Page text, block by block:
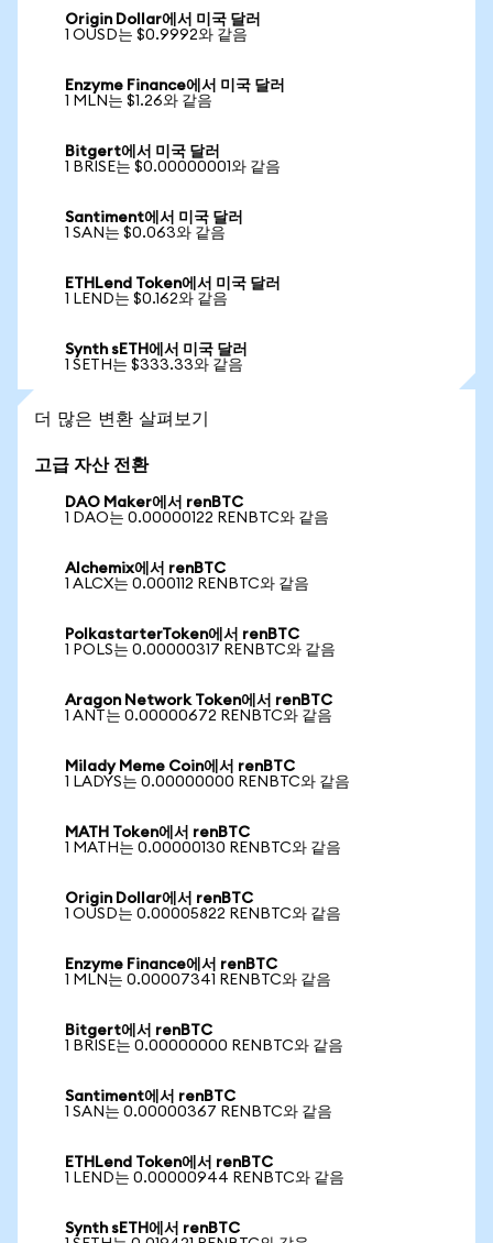
Origin Dollar에서 미국 달러
1 OUSD는 $0.9992와 같음
Enzyme Finance에서 미국 달러
1 MLN는 $1.26와 같음
Bitgert에서 미국 달러
1 BRISE는 $0.00000001와 같음
Santiment에서 미국 달러
1 SAN는 $0.063와 같음
ETHLend Token에서 미국 달러
1 LEND는 $0.162와 같음
Synth sETH에서 미국 달러
1 SETH는 $333.33와 같음
더 많은 변환 살펴보기
고급 자산 전환
DAO Maker에서 renBTC
1 DAO는 0.00000122 RENBTC와 같음
Alchemix에서 renBTC
1 ALCX는 0.000112 RENBTC와 같음
PolkastarterToken에서 renBTC
1 POLS는 0.00000317 RENBTC와 같음
Aragon Network Token에서 renBTC
1 ANT는 0.00000672 RENBTC와 같음
Milady Meme Coin에서 renBTC
1 LADYS는 0.00000000 RENBTC와 같음
MATH Token에서 renBTC
1 MATH는 0.00000130 RENBTC와 같음
Origin Dollar에서 renBTC
1 OUSD는 0.00005822 RENBTC와 같음
Enzyme Finance에서 renBTC
1 MLN는 0.00007341 RENBTC와 같음
Bitgert에서 renBTC
1 BRISE는 0.00000000 RENBTC와 같음
Santiment에서 renBTC
1 SAN는 0.00000367 RENBTC와 같음
ETHLend Token에서 renBTC
1 LEND는 0.00000944 RENBTC와 같음
Synth sETH에서 renBTC